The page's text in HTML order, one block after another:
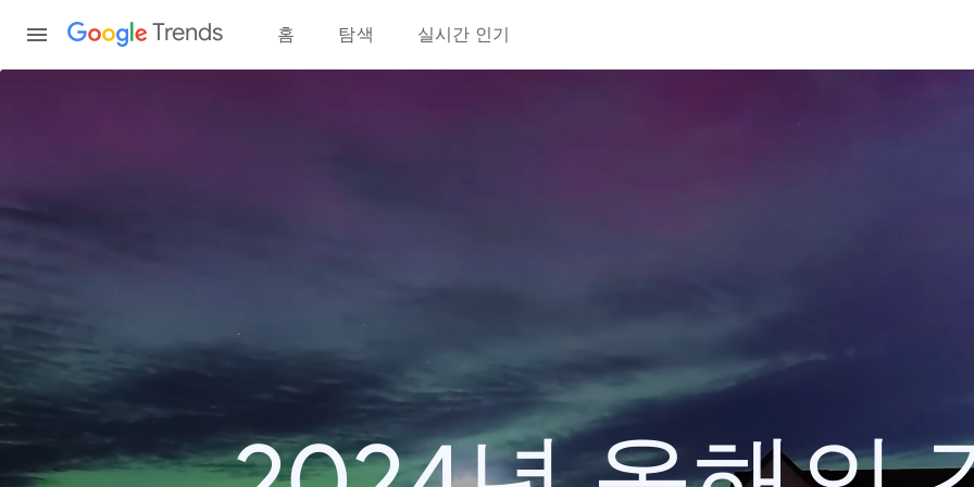
Trends 홈 탐색 실시간 인기